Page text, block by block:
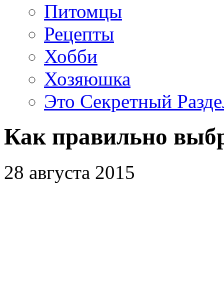
Питомцы
Рецепты
Хобби
Хозяюшка
Это Секретный
Как правильно
28 августа 2015